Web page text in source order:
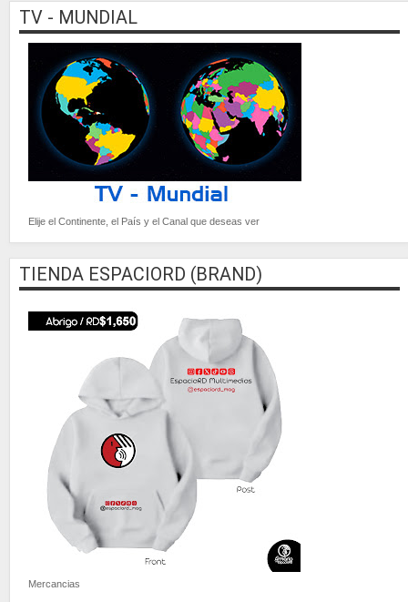
TV - MUNDIAL
Elije el Continente, el País y el Canal que deseas ver
TIENDA ESPACIORD (BRAND)
Mercancias